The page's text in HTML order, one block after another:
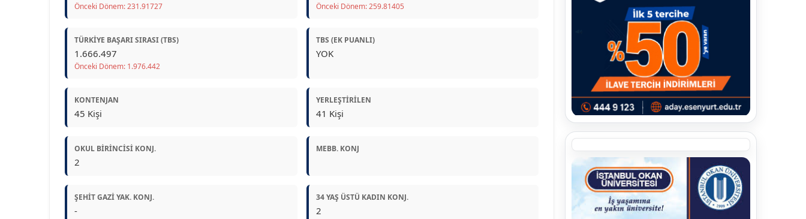
Önceki Dönem: 231.91727 Önceki Dönem: 259.81405
TÜRKIYE BAŞARI SIRASI (TBS)
1.666.497
Önceki Dönem: 1.976.442
TBS (EK PUANLI)
YOK
KONTENJAN
45 Kişi
YERLEŞTIRILEN
41 Kişi
OKUL BIRINCISI KONJ.
2
MEBB. KONJ
ŞEHIT GAZI YAK. KONJ.
-
34 YAŞ ÜSTÜ KADIN KONJ.
2